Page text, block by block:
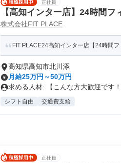
正社員
【高知インター店】24時間
株式会社FIT PLACE
FIT PLACE24高知インター店【24時間
高知県高知市北川添
月給25万円～50万円
求める人材: 【こんな方大歓迎です
シフト自由 交通費支給
正社員